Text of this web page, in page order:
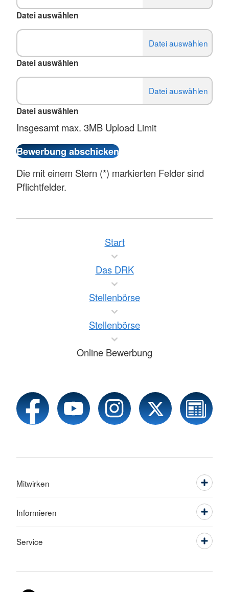
Datei auswählen
Datei auswählen
Datei auswählen
Insgesamt max. 3MB Upload Limit
Die mit einem Stern (*) markierten Felder sind
Pflichtfelder.
Start
Das DRK
Stellenbörse
Stellenbörse
Online Bewerbung
Mitwirken
Informieren
Service
Sprache wechseln zu